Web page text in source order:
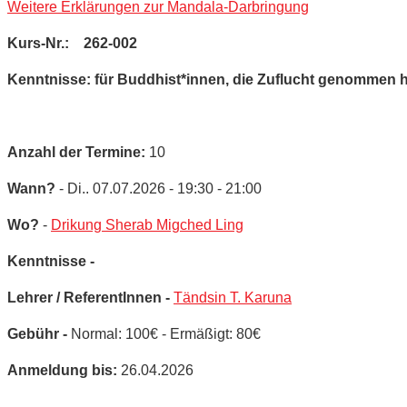
Weitere Erklärungen zur Mandala-Darbringung
Kurs-Nr.: 262-002
Kenntnisse: für Buddhist*innen, die Zuflucht genommen
Anzahl der Termine: 10
Wann? - Di.. 07.07.2026 - 19:30 - 21:00
Wo? - Drikung Sherab Migched Ling
Kenntnisse -
Lehrer / ReferentInnen - Tändsin T. Karuna
Gebühr - Normal: 100€ - Ermäßigt: 80€
Anmeldung bis: 26.04.2026